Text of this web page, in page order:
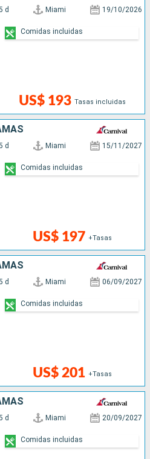
d Miami 19/10/2026
US$ 193 Tasas incluidas
Comidas incluidas
d Miami 15/11/2027
US$ 197 +Tasas
Comidas incluidas
d Miami 06/09/2027
US$ 201 +Tasas
Comidas incluidas
d Miami 20/09/2027
Comidas incluidas